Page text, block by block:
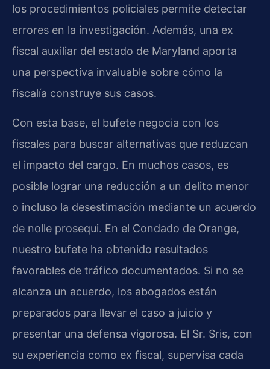
los procedimientos policiales permite detectar
errores en la investigación. Además, una ex
fiscal auxiliar del estado de Maryland aporta
una perspectiva invaluable sobre cómo la
fiscalía construye sus casos.
Con esta base, el bufete negocia con los
fiscales para buscar alternativas que reduzcan
el impacto del cargo. En muchos casos, es
posible lograr una reducción a un delito menor
o incluso la desestimación mediante un acuerdo
de nolle prosequi. En el Condado de Orange,
nuestro bufete ha obtenido resultados
favorables de tráfico documentados. Si no se
alcanza un acuerdo, los abogados están
preparados para llevar el caso a juicio y
presentar una defensa vigorosa. El Sr. Sris, con
su experiencia como ex fiscal, supervisa cada